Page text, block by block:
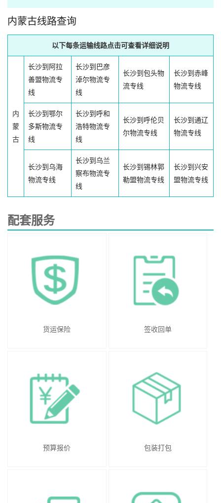
内蒙古线路查询
以下每条运输线路点击可查看详细说明
内
蒙
古
长沙到阿拉
善盟物流专
线
长沙到巴彦
淖尔物流专
线
长沙到包头物
流专线
长沙到赤峰
物流专线
长沙到鄂尔
多斯物流专
线
长沙到呼和
浩特物流专
线
长沙到呼伦贝
尔物流专线
长沙到通辽
物流专线
长沙到乌海
物流专线
长沙到乌兰
察布物流专
线
长沙到锡林郭
勒盟物流专线
长沙到兴安
盟物流专线
配套服务
货运保险 签收回单
预算报价 包装打包